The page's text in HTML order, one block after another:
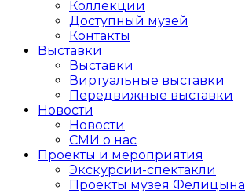
Коллекции
Доступный музей
Контакты
Выставки
Выставки
Виртуальные выставки
Передвижные выставки
Новости
Новости
СМИ о нас
Проекты и мероприятия
Экскурсии-спектакли
Проекты музея Фелицына